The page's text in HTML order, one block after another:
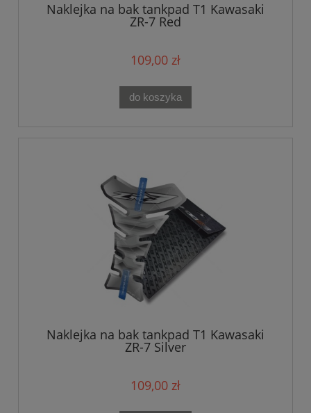
Naklejka na bak tankpad T1 Kawasaki
ZR-7 Red
109,00 zł
do koszyka
Naklejka na bak tankpad T1 Kawasaki
ZR-7 Silver
109,00 zł